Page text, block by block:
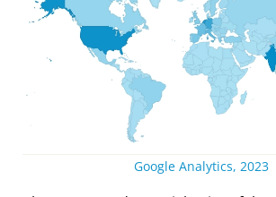
Google Analytics, 2023